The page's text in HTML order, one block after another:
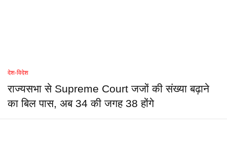
देश-विदेश
राज्यसभा से Supreme Court जजों की संख्या बढ़ाने
का बिल पास, अब 34 की जगह 38 होंगे